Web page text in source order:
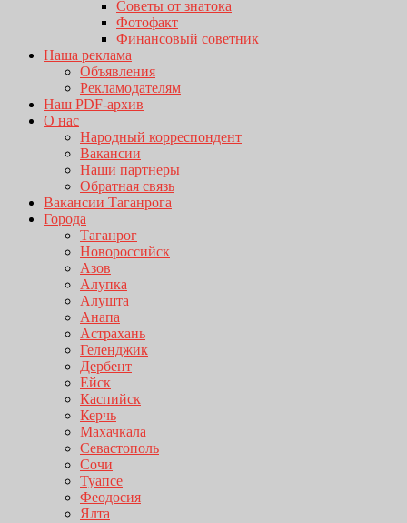
Советы от знатока
Фотофакт
Финансовый советник
Наша реклама
Объявления
Рекламодателям
Наш PDF-архив
О нас
Народный корреспондент
Вакансии
Наши партнеры
Обратная связь
Вакансии Таганрога
Города
Таганрог
Новороссийск
Азов
Алупка
Алушта
Анапа
Астрахань
Геленджик
Дербент
Ейск
Каспийск
Керчь
Махачкала
Севастополь
Сочи
Туапсе
Феодосия
Ялта